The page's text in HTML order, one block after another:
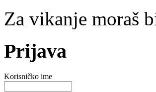
Za vikanje moraš
Prijava
Korisničko ime